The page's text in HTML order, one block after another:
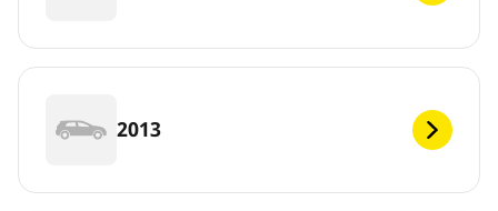
2013